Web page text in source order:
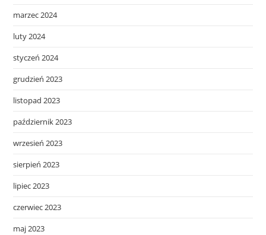
marzec 2024
luty 2024
styczeń 2024
grudzień 2023
listopad 2023
październik 2023
wrzesień 2023
sierpień 2023
lipiec 2023
czerwiec 2023
maj 2023